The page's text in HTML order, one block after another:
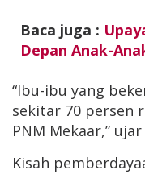
Baca juga :
Depan Anak-
“Ibu-ibu yang
sekitar 70 persen
PNM Mekaar,”
Kisah